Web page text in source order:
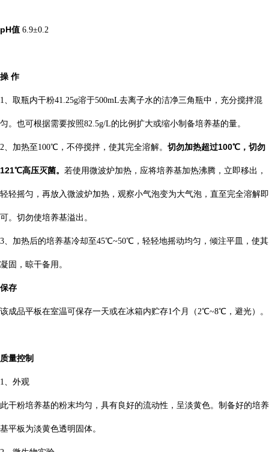
pH值 6.9±0.2
操 作
1、取瓶内干粉41.25g溶于500mL去离子水的洁净三角瓶中，充分搅拌混
匀。也可根据需要按照82.5g/L的比例扩大或缩小制备培养基的量。
2、加热至100℃，不停搅拌，使其完全溶解。 切勿加热超过100℃ ，切勿
121℃高压灭菌。 若使用微波炉加热，应将培养基加热沸腾，立即移出，
轻轻摇匀，再放入微波炉加热，观察小气泡变为大气泡，直至完全溶解即
可。切勿使培养基溢出。
3、加热后的培养基冷却至45℃~50℃，轻轻地摇动均匀，倾注平皿，使其
凝固，晾干备用。
保存
该成品平板在室温可保存一天或在冰箱内贮存1个月（2℃~8℃，避光）。
质量控制
1、外观
此干粉培养基的粉末均匀，具有良好的流动性，呈淡黄色。制备好的培养
基平板为淡黄色透明固体。